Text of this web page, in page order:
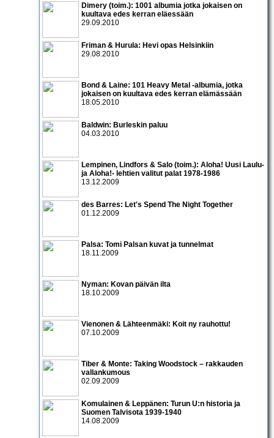
Dimery (toim.): 1001 albumia jotka jokaisen on
kuultava edes kerran eläessään
29.09.2010
Friman & Hurula: Hevi opas Helsinkiin
29.08.2010
Bond & Laine: 101 Heavy Metal -albumia, jotka
jokaisen on kuultava edes kerran elämässään
18.05.2010
Baldwin: Burleskin paluu
04.03.2010
Lempinen, Lindfors & Salo (toim.): Aloha! Uusi Laulu-
ja Aloha!- lehtien valitut palat 1978-1986
13.12.2009
des Barres: Let's Spend The Night Together
01.12.2009
Palsa: Tomi Palsan kuvat ja tunnelmat
18.11.2009
Nyman: Kovan päivän ilta
18.10.2009
Vienonen & Lähteenmäki: Koit ny rauhottu!
07.10.2009
Tiber & Monte: Taking Woodstock – rakkauden
vallankumous
02.09.2009
Komulainen & Leppänen: Turun U:n historia ja
Suomen Talvisota 1939-1940
14.08.2009